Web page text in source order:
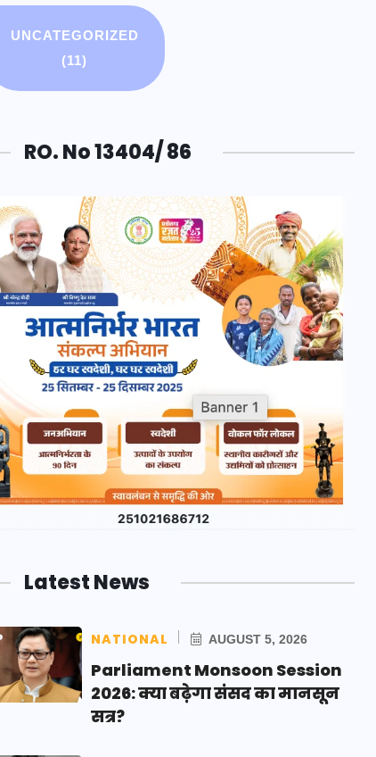
UNCATEGORIZED
(11)
RO. No 13404/ 86
Latest News
NATIONAL AUGUST 5, 2026
Parliament Monsoon Session
2026: क्या बढ़ेगा संसद का मानसून
सत्र?